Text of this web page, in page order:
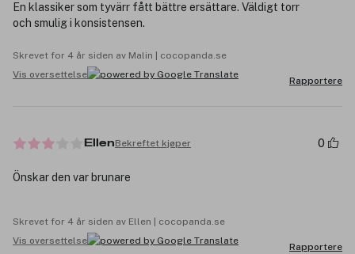
En klassiker som tyvärr fått bättre ersättare. Väldigt torr
och smulig i konsistensen.
Skrevet for 4 år siden av Malin | cocopanda.se
Vis oversettelse
Rapportere
EllenBekreftet kjøper 0
Önskar den var brunare
Skrevet for 4 år siden av Ellen | cocopanda.se
Vis oversettelse
Rapportere